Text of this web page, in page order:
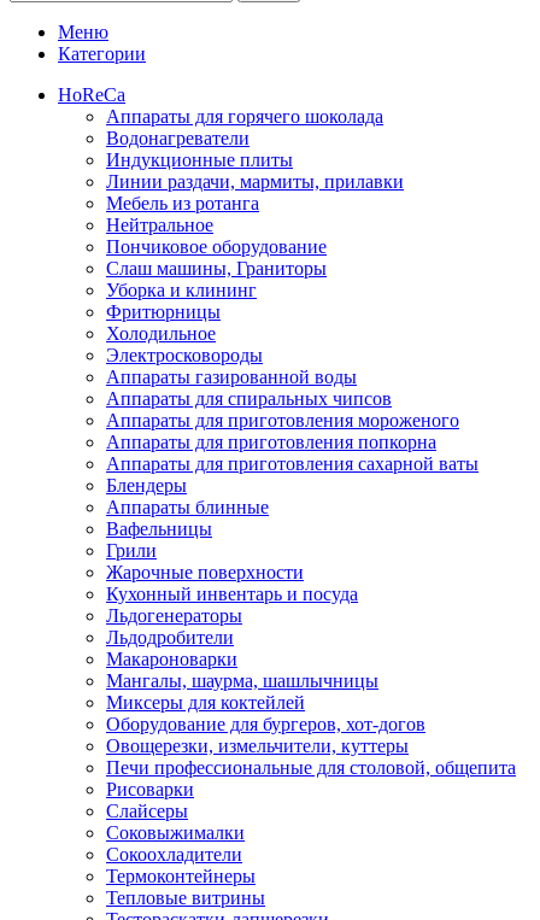
Меню
Категории
HoReCa
Аппараты для горячего шоколада
Водонагреватели
Индукционные плиты
Линии раздачи, мармиты, прилавки
Мебель из ротанга
Нейтральное
Пончиковое оборудование
Слаш машины, Граниторы
Уборка и клининг
Фритюрницы
Холодильное
Электросковороды
Аппараты газированной воды
Аппараты для спиральных чипсов
Аппараты для приготовления мороженого
Аппараты для приготовления попкорна
Аппараты для приготовления сахарной ваты
Блендеры
Аппараты блинные
Вафельницы
Грили
Жарочные поверхности
Кухонный инвентарь и посуда
Льдогенераторы
Льдодробители
Макароноварки
Мангалы, шаурма, шашлычницы
Миксеры для коктейлей
Оборудование для бургеров, хот-догов
Овощерезки, измельчители, куттеры
Печи профессиональные для столовой, общепита
Рисоварки
Слайсеры
Соковыжималки
Сокоохладители
Термоконтейнеры
Тепловые витрины